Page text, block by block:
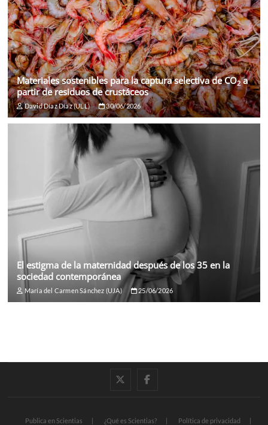
Materiales sostenibles para la captura selectiva de CO2a
partir de residuos de crustáceos
David Díaz Díaz (ULL) 30/06/2026
El estigma de la maternidad después de los 35 en la
sociedad contemporánea
María del Carmen Sánchez (UJA) 25/06/2026
twitterfacebook
Publica en Scientias ¿Qué es Scientias? Política de privacidad